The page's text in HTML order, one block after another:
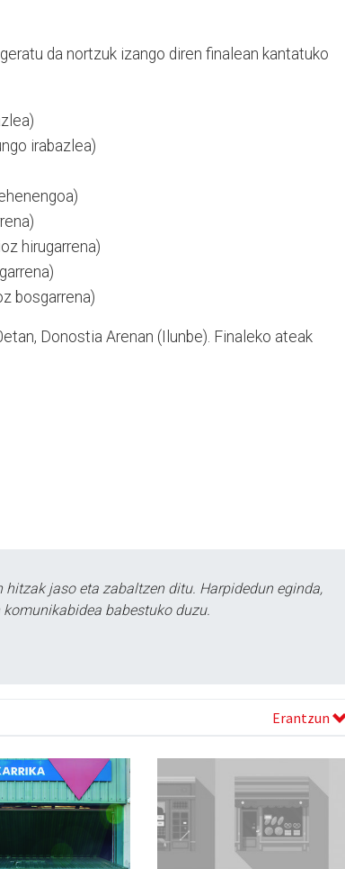
da nortzuk izango diren finalean kantatuko
irabazlea)
hirugarrena)
bosgarrena)
Donostia Arenan (Ilunbe). Finaleko ateak
hitzak jaso eta zabaltzen ditu. Harpidedun eginda,
babestuko duzu.
Erantzun